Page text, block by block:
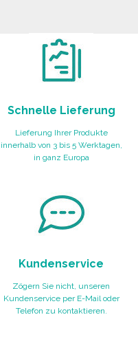
Schnelle Lieferung
Lieferung Ihrer Produkte
innerhalb von 3 bis 5 Werktagen,
in ganz Europa
Kundenservice
Zögern Sie nicht, unseren
Kundenservice per E-Mail oder
Telefon zu kontaktieren.